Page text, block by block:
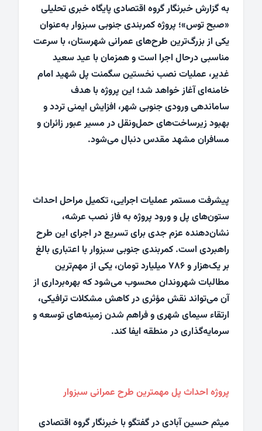
به گزارش خبرنگار گروه اقتصادی پایگاه خبری تحلیلی
«صبح توس»؛ پروژه کمربندی جنوبی سبزوار به‌عنوان
یکی از بزرگ‌ترین طرح‌های عمرانی شهرستان، با سرعت
مناسبی درحال اجرا است و همزمان با عید سعید
غدیر، عملیات نصب نخستین سگمنت پل شهید امام
خامنه‌ای آغاز خواهد شد؛ این پروژه با هدف
ساماندهی ورودی جنوبی شهر، افزایش ایمنی تردد و
بهبود زیرساخت‌های حمل‌ونقل در مسیر عبور زائران و
مسافران مشهد مقدس دنبال می‌شود.
پیشرفت مستمر عملیات اجرایی، تکمیل مراحل احداث
ستون‌های پل و ورود پروژه به فاز نصب عرشه،
نشان‌دهنده عزم جدی برای تسریع در اجرای این طرح
راهبردی است. کمربندی جنوبی سبزوار با اعتباری بالغ
بر یک‌هزار و ۷۸۶ میلیارد تومان، یکی از مهم‌ترین
مطالبات شهروندان محسوب می‌شود که بهره‌برداری از
آن می‌تواند نقش مؤثری در کاهش مشکلات ترافیکی،
ارتقاء سیمای شهری و فراهم شدن زمینه‌های توسعه و
سرمایه‌گذاری در منطقه ایفا کند.
پروژه احداث پل مهمترین طرح عمرانی سبزوار
میثم حسین آبادی در گفتگو با خبرنگار گروه اقتصادی